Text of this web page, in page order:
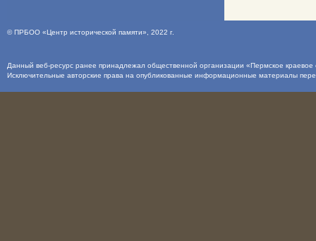
©ПРБОО «Центр исторической памяти» , 2022 г.
Данный веб-ресурс ранее принадлежал общественной организации «Пермское
Исключительные авторские права на опубликованные информационные материалы